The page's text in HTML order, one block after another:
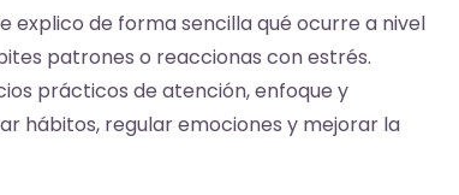
explico de forma sencilla qué ocurre a nivel
patrones o reaccionas con estrés.
prácticos de atención, enfoque y
hábitos, regular emociones y mejorar la